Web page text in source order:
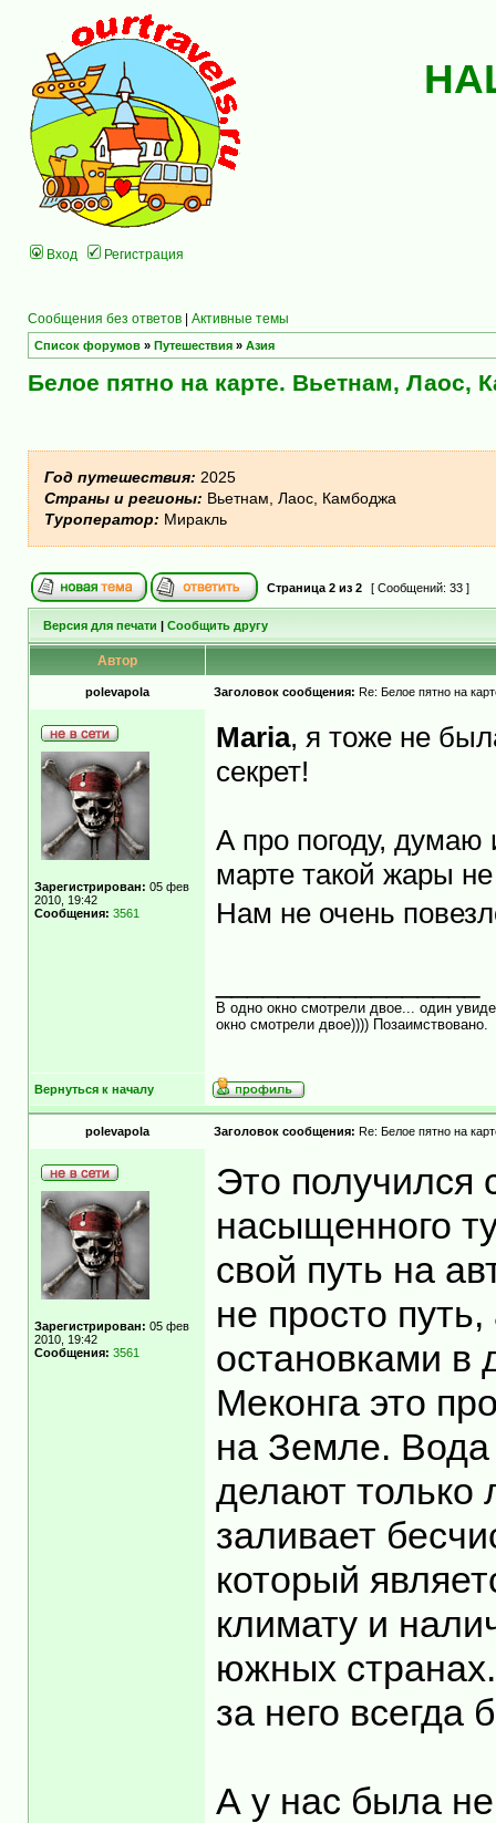
Вход Регистрация
Сообщения без ответов | Активные темы
Список форумов » Путешествия » Азия
Белое пятно на карте. Вьетнам, Лаос,
Год путешествия: 2025
Страны и регионы: Вьетнам, Лаос, Камбоджа
Туроператор: Миракль
Страница 2 из 2 [ Сообщений: 33 ]
Версия для печати | Сообщить другу
Автор
polevapola Заголовок сообщения: Re: Белое пятно на
Зарегистрирован: 05 фев
2010, 19:42
Сообщения: 3561
Maria, я тоже не
секрет!
А про погоду, думаю
марте такой жары
Нам не очень
В одно окно смотрели двое... один
окно смотрели двое)))) Позаимствовано.
Вернуться к началу
polevapola Заголовок сообщения: Re: Белое пятно на
Зарегистрирован: 05 фев
2010, 19:42
Сообщения: 3561
Это получился
насыщенного
свой путь на
не просто
остановками в
Меконга это
на Земле. Вода
делают только
заливает
который
климату и
южных
за него
А у нас была не